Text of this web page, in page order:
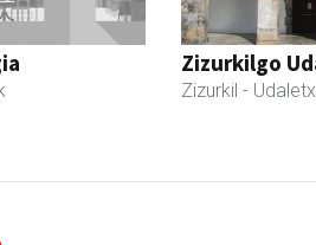
Zizurkilgo
Zizurkil -